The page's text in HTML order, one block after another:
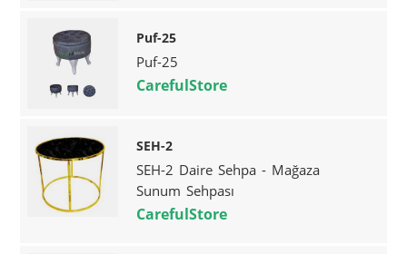
Puf-25
Puf-25
CarefulStore
SEH-2
SEH-2 Daire Sehpa - Mağaza
Sunum Sehpası
CarefulStore